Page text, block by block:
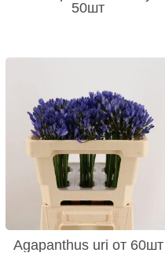
50шт
Agapanthus uri от 60шт